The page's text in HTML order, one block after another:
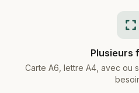
Plusieurs
Carte A6, lettre A4, avec ou